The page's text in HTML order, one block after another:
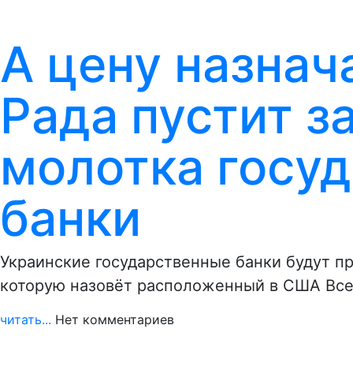
А цену
Рада пустит
молотка
банки
Украинские государственные банки будут
которую назовёт расположенный в США
читать... Нет комментариев